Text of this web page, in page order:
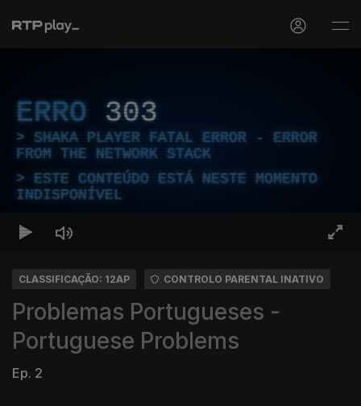
ERRO 303
SHAKA PLAYER FATAL ERROR - ERROR
FROM THE NETWORK STACK
ESTE CONTEÚDO ESTÁ NESTE MOMENTO
INDISPONÍVEL
CLASSIFICAÇÃO: 12AP CONTROLO PARENTAL INATIVO
Problemas Portugueses -
Portuguese Problems
Ep. 2